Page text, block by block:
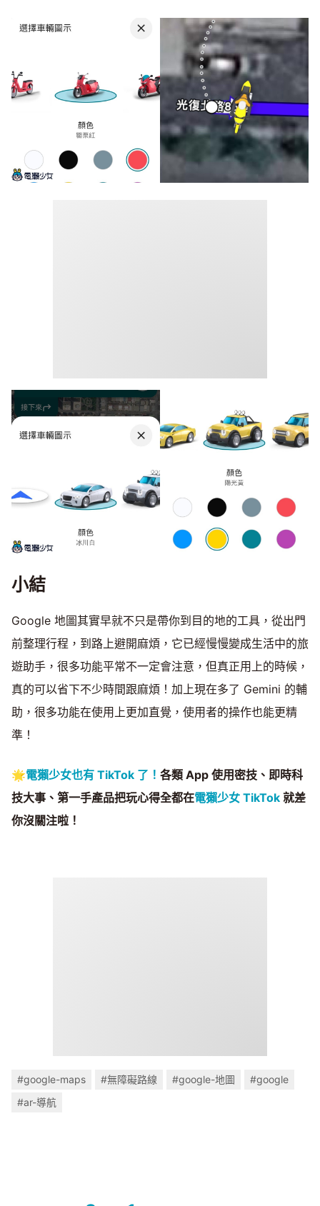
小結
Google 地圖其實早就不只是帶你到目的地的工具，從出門
前整理行程，到路上避開麻煩，它已經慢慢變成生活中的旅
遊助手，很多功能平常不一定會注意，但真正用上的時候，
真的可以省下不少時間跟麻煩！加上現在多了 Gemini 的輔
助，很多功能在使用上更加直覺，使用者的操作也能更精
準！
🌟電獺少女也有 TikTok 了！ 各類 App 使用密技、即時科
技大事、第一手產品把玩心得全都在電獺少女 TikTok 就差
你沒關注啦！
#google-maps #無障礙路線 #google-地圖
#google
#ar-導航